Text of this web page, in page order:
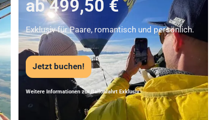
ab 499,50 €
Exklusiv für Paare, romantisch und persönlich.
Jetzt buchen!
Weitere Informationen zur Ballonfahrt Exklusiv